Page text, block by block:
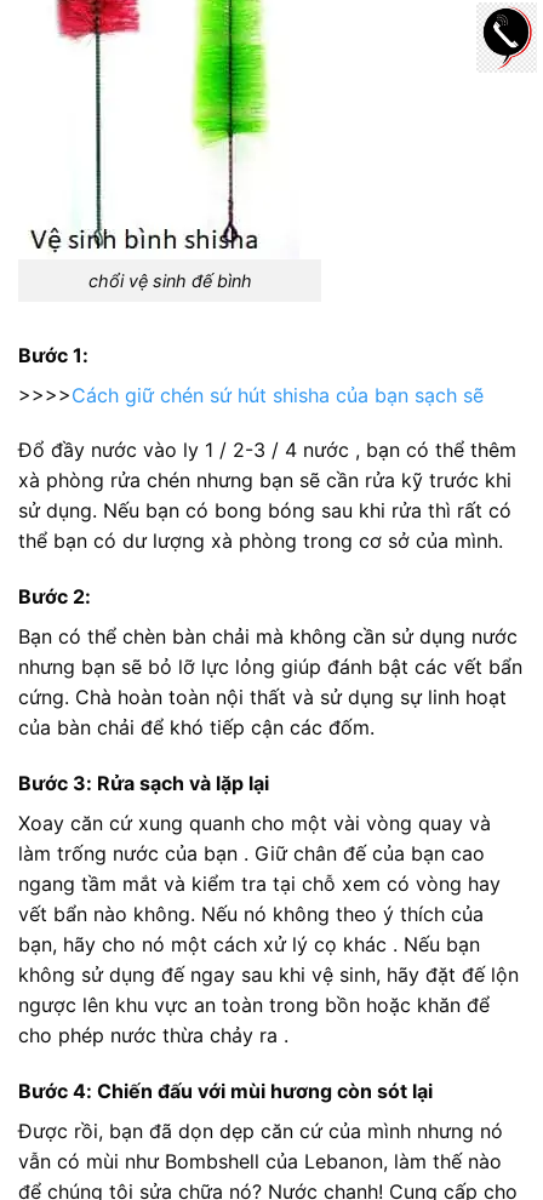
chổi vệ sinh đế bình
Bước 1:
>>>>Cách giữ chén sứ hút shisha của bạn sạch sẽ
Đổ đầy nước vào ly 1 / 2-3 / 4 nước , bạn có thể thêm
xà phòng rửa chén nhưng bạn sẽ cần rửa kỹ trước khi
sử dụng. Nếu bạn có bong bóng sau khi rửa thì rất có
thể bạn có dư lượng xà phòng trong cơ sở của mình.
Bước 2:
Bạn có thể chèn bàn chải mà không cần sử dụng nước
nhưng bạn sẽ bỏ lỡ lực lỏng giúp đánh bật các vết bẩn
cứng. Chà hoàn toàn nội thất và sử dụng sự linh hoạt
của bàn chải để khó tiếp cận các đốm.
Bước 3: Rửa sạch và lặp lại
Xoay căn cứ xung quanh cho một vài vòng quay và
làm trống nước của bạn . Giữ chân đế của bạn cao
ngang tầm mắt và kiểm tra tại chỗ xem có vòng hay
vết bẩn nào không. Nếu nó không theo ý thích của
bạn, hãy cho nó một cách xử lý cọ khác . Nếu bạn
không sử dụng đế ngay sau khi vệ sinh, hãy đặt đế lộn
ngược lên khu vực an toàn trong bồn hoặc khăn để
cho phép nước thừa chảy ra .
Bước 4: Chiến đấu với mùi hương còn sót lại
Được rồi, bạn đã dọn dẹp căn cứ của mình nhưng nó
vẫn có mùi như Bombshell của Lebanon, làm thế nào
để chúng tôi sửa chữa nó? Nước chanh! Cung cấp cho